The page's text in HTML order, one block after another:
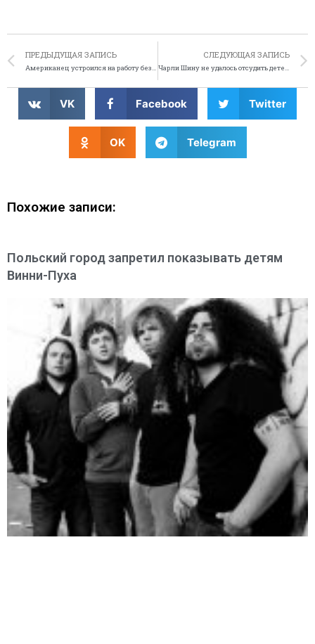
ПРЕДЫДУЩАЯ ЗАПИСЬ
Американец устроился на работу без чьего-либо согласия
СЛЕДУЮЩАЯ ЗАПИСЬ
Чарли Шину не удалось отсудить детей у жены-наркоманки
VK Facebook Twitter
OK Telegram
Похожие записи:
Польский город запретил показывать детям
Винни-Пуха